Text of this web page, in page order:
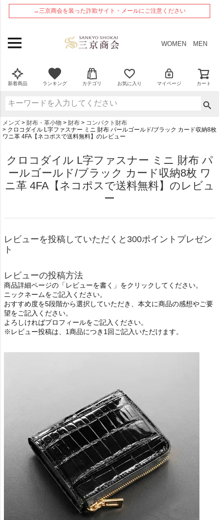
→三京商会を装った詐欺サイト・メールにご注意ください
WOMEN MEN
新着商品 ランキング カテゴリ お気に入り マイページ カート
メンズ 財布・革小物 財布
コンパクト財布
クロコダイル L字ファスナー ミニ 財布 パールゴールド/ブラック カード収納8枚
ワニ革 4FA【ネコポスで送料無料】のレビュー
クロコダイル L字ファスナー ミニ 財布 パ
ールゴールド/ブラック カード収納8枚 ワ
ニ革 4FA【ネコポスで送料無料】のレビュ
ー
レビューを投稿していただくと300ポイントプレゼン
ト
レビューの投稿方法
商品詳細ページの「レビューを書く」をクリックしてください。
ニックネームをご記入ください。
おすすめ度を5段階から選択していただき、本文に商品の感想やご要
望をご記入ください。
よろしければプロフィールをご記入ください。
※レビュー投稿は、1商品につき1回ご記入いただけます。
ペー